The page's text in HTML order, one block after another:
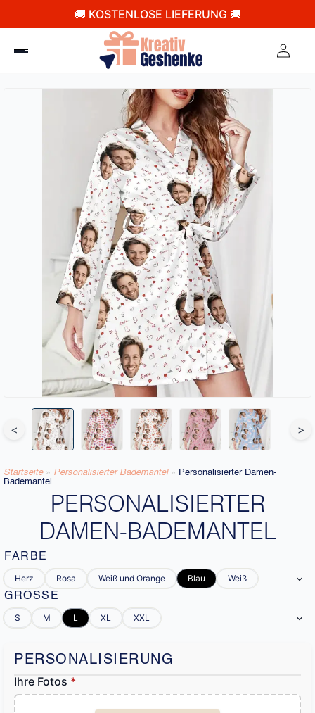
🚚 KOSTENLOSE LIEFERUNG 🚚
< >
Startseite » Personalisierter Bademantel » Personalisierter Damen-
Bademantel
PERSONALISIERTER
DAMEN-BADEMANTEL
FARBE
Herz Rosa Weiß und Orange Blau Weiß
GRÖSSE
S M L XL XXL
PERSONALISIERUNG
Ihre Fotos *